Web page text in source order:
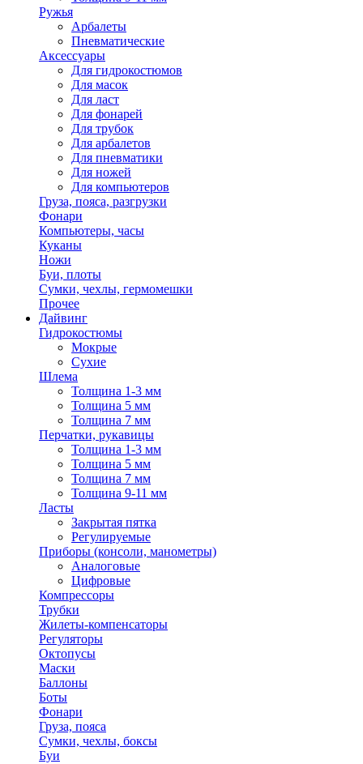
Ружья
Арбалеты
Пневматические
Аксессуары
Для гидрокостюмов
Для масок
Для ласт
Для фонарей
Для трубок
Для арбалетов
Для пневматики
Для ножей
Для компьютеров
Груза, пояса, разгрузки
Фонари
Компьютеры, часы
Куканы
Ножи
Буи, плоты
Сумки, чехлы, гермомешки
Прочее
Дайвинг
Гидрокостюмы
Мокрые
Сухие
Шлема
Толщина 1-3 мм
Толщина 5 мм
Толщина 7 мм
Перчатки, рукавицы
Толщина 1-3 мм
Толщина 5 мм
Толщина 7 мм
Толщина 9-11 мм
Ласты
Закрытая пятка
Регулируемые
Приборы (консоли, манометры)
Аналоговые
Цифровые
Компрессоры
Трубки
Жилеты-компенсаторы
Регуляторы
Октопусы
Маски
Баллоны
Боты
Фонари
Груза, пояса
Сумки, чехлы, боксы
Буи